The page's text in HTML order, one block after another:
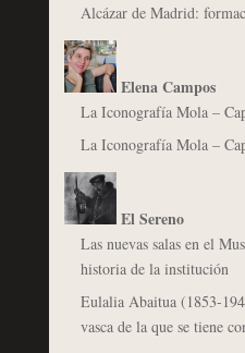
Alcázar de Madrid:
Elena Campos
La Iconografía Mola –
La Iconografía Mola –
El Sereno
Las nuevas salas en el
historia de la institución
Eulalia Abaitua (1853-
vasca de la que se tiene